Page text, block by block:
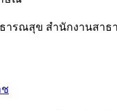
ารณสุข สำนักงานสา